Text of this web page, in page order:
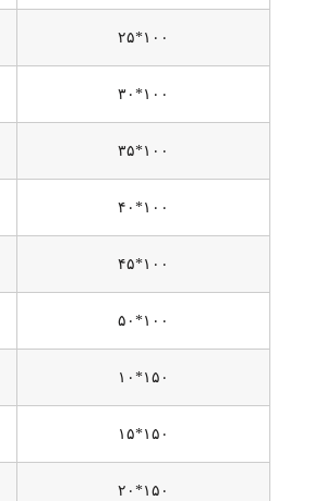
۱۰۰*۲۵
۱۰۰*۳۰
۱۰۰*۳۵
۱۰۰*۴۰
۱۰۰*۴۵
۱۰۰*۵۰
۱۵۰*۱۰
۱۵۰*۱۵
۱۵۰*۲۰